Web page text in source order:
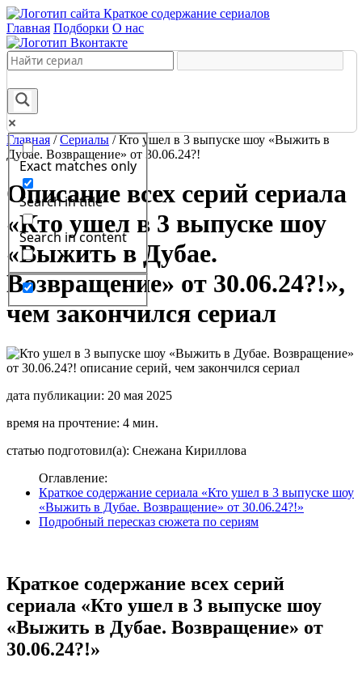
Краткое содержание сериалов
Главная Подборки О нас
Exact matches only
Search in title
Search in content
Главная /Сериалы /Кто ушел в 3 выпуске шоу «Выжить в
Дубае. Возвращение» от 30.06.24?!
Описание всех серий сериала
«Кто ушел в 3 выпуске шоу
«Выжить в Дубае.
Возвращение» от 30.06.24?!»,
чем закончился сериал
дата публикации: 20 мая 2025
время на прочтение: 4 мин.
статью подготовил(а): Снежана Кириллова
Оглавление:
Краткое содержание сериала «Кто ушел в 3 выпуске шоу
«Выжить в Дубае. Возвращение» от 30.06.24?!»
Подробный пересказ сюжета по сериям
Краткое содержание всех серий
сериала «Кто ушел в 3 выпуске шоу
«Выжить в Дубае. Возвращение» от
30.06.24?!»